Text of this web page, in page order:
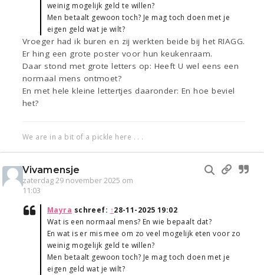
weinig mogelijk geld te willen?
Men betaalt gewoon toch? Je mag toch doen met je
eigen geld wat je wilt?
Vroeger had ik buren en zij werkten beide bij het RIAGG.
Er hing een grote poster voor hun keukenraam.
Daar stond met grote letters op: Heeft U wel eens een
normaal mens ontmoet?
En met hele kleine lettertjes daaronder: En hoe beviel
het?
We are in a bit of a pickle here . . .
Vivamensje
zaterdag 29 november 2025 om
11:03
Mayra schreef: ↑28-11-2025 19:02
Wat is een normaal mens? En wie bepaalt dat?
En wat is er mis mee om zo veel mogelijk eten voor zo
weinig mogelijk geld te willen?
Men betaalt gewoon toch? Je mag toch doen met je
eigen geld wat je wilt?